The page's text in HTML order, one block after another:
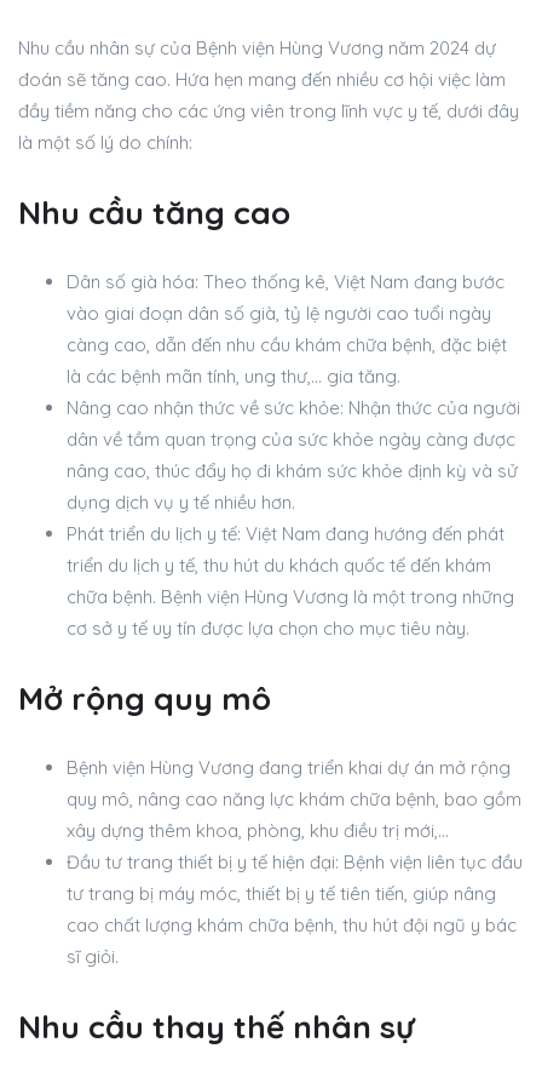
Nhu cầu nhân sự của Bệnh viện Hùng Vương năm 2024 dự
đoán sẽ tăng cao. Hứa hẹn mang đến nhiều cơ hội việc làm
đầy tiềm năng cho các ứng viên trong lĩnh vực y tế, dưới đây
là một số lý do chính:
Nhu cầu tăng cao
Dân số già hóa: Theo thống kê, Việt Nam đang bước
vào giai đoạn dân số già, tỷ lệ người cao tuổi ngày
càng cao, dẫn đến nhu cầu khám chữa bệnh, đặc biệt
là các bệnh mãn tính, ung thư,… gia tăng.
Nâng cao nhận thức về sức khỏe: Nhận thức của người
dân về tầm quan trọng của sức khỏe ngày càng được
nâng cao, thúc đẩy họ đi khám sức khỏe định kỳ và sử
dụng dịch vụ y tế nhiều hơn.
Phát triển du lịch y tế: Việt Nam đang hướng đến phát
triển du lịch y tế, thu hút du khách quốc tế đến khám
chữa bệnh. Bệnh viện Hùng Vương là một trong những
cơ sở y tế uy tín được lựa chọn cho mục tiêu này.
Mở rộng quy mô
Bệnh viện Hùng Vương đang triển khai dự án mở rộng
quy mô, nâng cao năng lực khám chữa bệnh, bao gồm
xây dựng thêm khoa, phòng, khu điều trị mới,…
Đầu tư trang thiết bị y tế hiện đại: Bệnh viện liên tục đầu
tư trang bị máy móc, thiết bị y tế tiên tiến, giúp nâng
cao chất lượng khám chữa bệnh, thu hút đội ngũ y bác
sĩ giỏi.
Nhu cầu thay thế nhân sự